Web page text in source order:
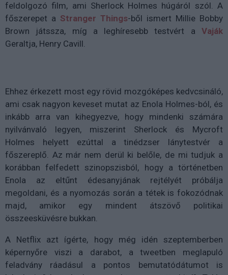
feldolgozó film, ami Sherlock Holmes húgáról szól. A
főszerepet a Stranger Things-ből ismert Millie Bobby
Brown játssza, míg a leghíresebb testvért a Vaják
Geraltja, Henry Cavill.
Ehhez érkezett most egy rövid mozgóképes kedvcsináló,
ami csak nagyon keveset mutat az Enola Holmes-ból, és
inkább arra van kihegyezve, hogy mindenki számára
nyilvánvaló legyen, miszerint Sherlock és Mycroft
Holmes helyett ezúttal a tinédzser lánytestvér a
főszereplő. Az már nem derül ki belőle, de mi tudjuk a
korábban felfedett szinopszisból, hogy a történetben
Enola az eltűnt édesanyjának rejtélyét próbálja
megoldani, és a nyomozás során a tétek is fokozódnak
majd, amikor egy mindent átszövő politikai
összeesküvésre bukkan.
A Netflix azt ígérte, hogy még idén szeptemberben
képernyőre viszi a darabot, a tweetben meglapuló
feladvány ráadásul a pontos bemutatódátumot is